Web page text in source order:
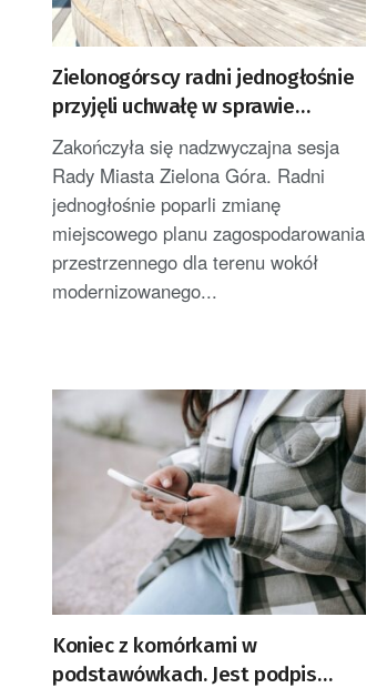
Zielonogórscy radni jednogłośnie
przyjęli uchwałę w sprawie
zagospodarowania terenu przy
amfiteatrze
Zakończyła się nadzwyczajna sesja
Rady Miasta Zielona Góra. Radni
jednogłośnie poparli zmianę
miejscowego planu zagospodarowania
przestrzennego dla terenu wokół
modernizowanego...
Koniec z komórkami w
podstawówkach. Jest podpis